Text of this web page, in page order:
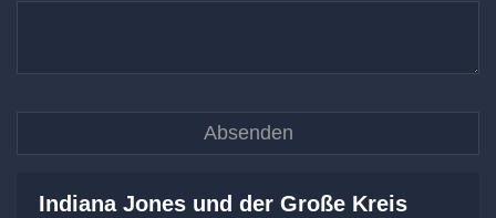
Indiana Jones und der Große Kreis